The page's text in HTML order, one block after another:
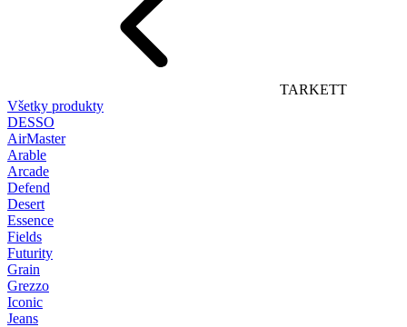
TARKETT
Všetky produkty
DESSO
AirMaster
Arable
Arcade
Defend
Desert
Essence
Fields
Futurity
Grain
Grezzo
Iconic
Jeans